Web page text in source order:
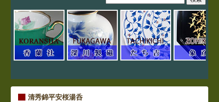
清秀錦平安桜湯呑